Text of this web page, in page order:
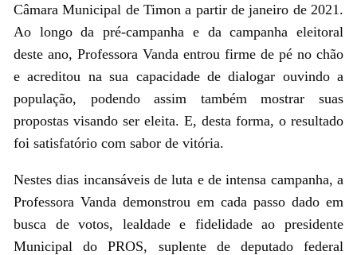
Câmara Municipal de Timon a partir de janeiro de 2021.
Ao longo da pré-campanha e da campanha eleitoral
deste ano, Professora Vanda entrou firme de pé no chão
e acreditou na sua capacidade de dialogar ouvindo a
população, podendo assim também mostrar suas
propostas visando ser eleita. E, desta forma, o resultado
foi satisfatório com sabor de vitória.
Nestes dias incansáveis de luta e de intensa campanha, a
Professora Vanda demonstrou em cada passo dado em
busca de votos, lealdade e fidelidade ao presidente
Municipal do PROS, suplente de deputado federal